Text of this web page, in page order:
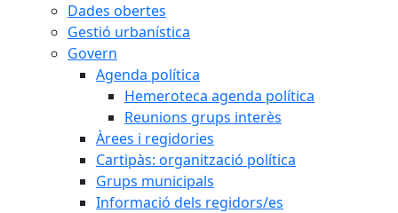
Dades obertes
Gestió urbanística
Govern
Agenda política
Hemeroteca agenda política
Reunions grups interès
Àrees i regidories
Cartipàs: organització política
Grups municipals
Informació dels regidors/es